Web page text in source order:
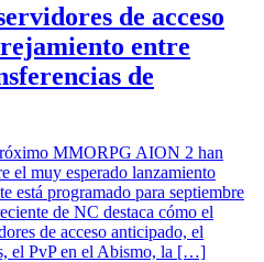
de acceso
entre
de
MMORPG AION 2 han
el muy esperado lanzamiento
está programado para septiembre
de NC destaca cómo el
de acceso anticipado, el
el PvP en el Abismo, la […]